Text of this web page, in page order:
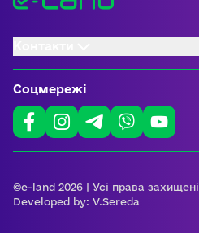
Соцмережі
©e-land 2026 | Усі права захищені
Developed by: V.Sereda